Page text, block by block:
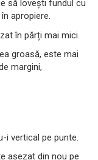
să lovești fundul cu
apropiere.
în părți mai mici.
groasă, este mai
margini,
i vertical pe punte.
așezat din nou pe